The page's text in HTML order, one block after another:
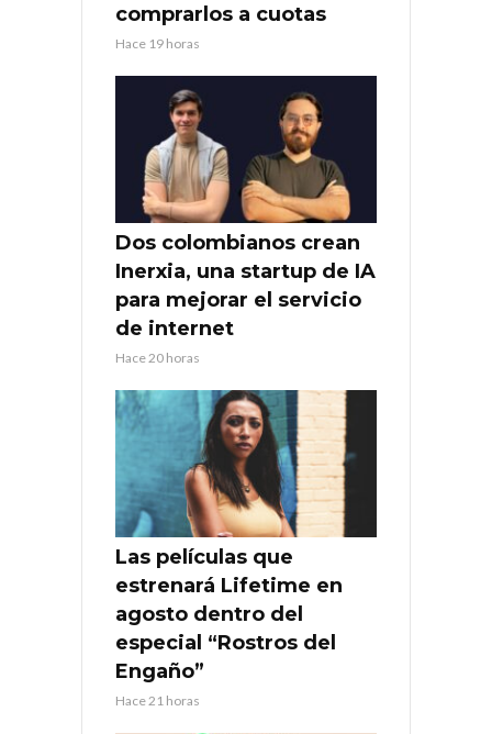
comprarlos a cuotas
Hace 19 horas
Dos colombianos crean
Inerxia, una startup de IA
para mejorar el servicio
de internet
Hace 20 horas
Las películas que
estrenará Lifetime en
agosto dentro del
especial “Rostros del
Engaño”
Hace 21 horas